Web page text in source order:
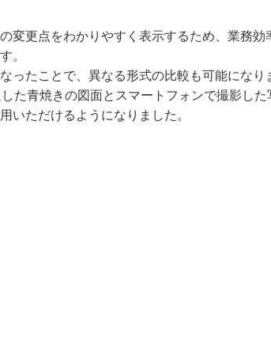
変更点をわかりやすく表⽰するため、業務
。
ったことで、異なる形式の⽐較も可能になり
た⻘焼きの図⾯とスマートフォンで撮影し
いただけるようになりました。